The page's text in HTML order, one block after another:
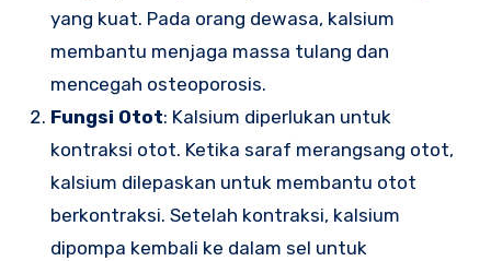
yang kuat. Pada orang dewasa, kalsium
membantu menjaga massa tulang dan
mencegah osteoporosis.
Fungsi Otot: Kalsium diperlukan untuk
kontraksi otot. Ketika saraf merangsang otot,
kalsium dilepaskan untuk membantu otot
berkontraksi. Setelah kontraksi, kalsium
dipompa kembali ke dalam sel untuk